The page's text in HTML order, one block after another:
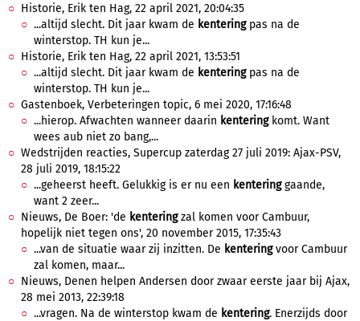
Historie, Erik ten Hag, 22 april 2021, 20:04:35
...altijd slecht. Dit jaar kwam de kenteringpas na de
winterstop. TH kun je...
Historie, Erik ten Hag, 22 april 2021, 13:53:51
...altijd slecht. Dit jaar kwam de kenteringpas na de
winterstop. TH kun je...
Gastenboek, Verbeteringen topic, 6 mei 2020, 17:16:48
...hierop. Afwachten wanneer daarin kenteringkomt. Want
wees aub niet zo bang,...
Wedstrijden reacties, Supercup zaterdag 27 juli 2019: Ajax-PSV,
28 juli 2019, 18:15:22
...geheerst heeft. Gelukkig is er nu een kenteringgaande,
want 2 zeer...
Nieuws, De Boer: 'de kenteringzal komen voor Cambuur,
hopelijk niet tegen ons', 20 november 2015, 17:35:43
...van de situatie waar zij inzitten. De kenteringvoor Cambuur
zal komen, maar...
Nieuws, Denen helpen Andersen door zwaar eerste jaar bij Ajax,
28 mei 2013, 22:39:18
...vragen. Na de winterstop kwam de kentering. Enerzijds door